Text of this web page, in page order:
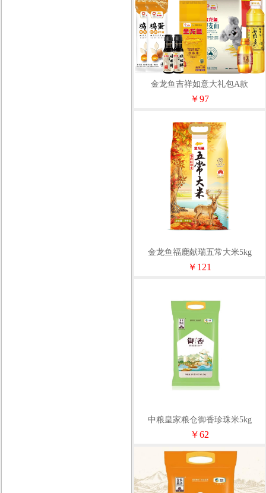
金龙鱼吉祥如意大礼包A款
￥97
金龙鱼福鹿献瑞五常大米5kg
￥121
中粮皇家粮仓御香珍珠米5kg
￥62